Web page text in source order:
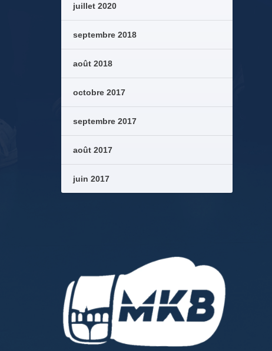
juillet 2020
septembre 2018
août 2018
octobre 2017
septembre 2017
août 2017
juin 2017